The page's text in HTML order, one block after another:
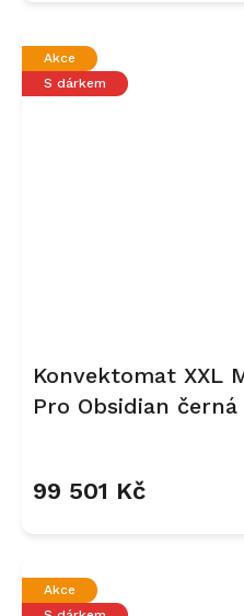
Akce
S dárkem
Konvektomat XXL
Pro Obsidian černá
99 501 Kč
Akce